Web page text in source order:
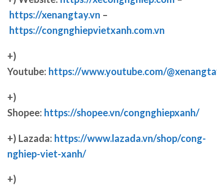
https://xenangtay.vn –
https://congnghiepvietxanh.com.vn
+)
Youtube: https://www.youtube.com/
+)
Shopee: https://shopee.vn/congnghiepxanh/
+) Lazada: https://www.lazada.vn/shop/cong-
nghiep-viet-xanh/
+)